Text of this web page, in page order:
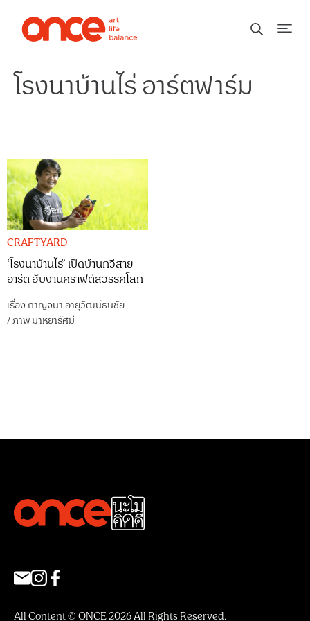
โรงนาบ้านไร่ อาร์ตฟาร์ม
CRAFTYARD
‘โรงนาบ้านไร่’ เปิดบ้านกวีสาย
อาร์ต ฮับงานคราฟต์สวรรคโลก
เรื่อง กาญจนา อายุวัฒน์ธนชัย
/ภาพมาหยารัศมี
All Content © ONCE 2026 All Rights Reserved.